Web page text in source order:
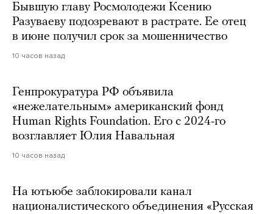
Бывшую главу Росмолодежи Ксению
Разуваеву подозревают в растрате. Ее отец
в июне получил срок за мошенничество
10 часов назад
Генпрокуратура РФ объявила
«нежелательным» американский фонд
Human Rights Foundation. Его с 2024-го
возглавляет Юлия Навальная
10 часов назад
На ютьюбе заблокировали канал
националистического объединения «Русская